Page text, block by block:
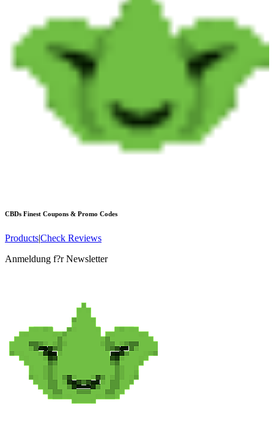
CBDs Finest Coupons & Promo Codes
Products|Check Reviews
Anmeldung f?r Newsletter